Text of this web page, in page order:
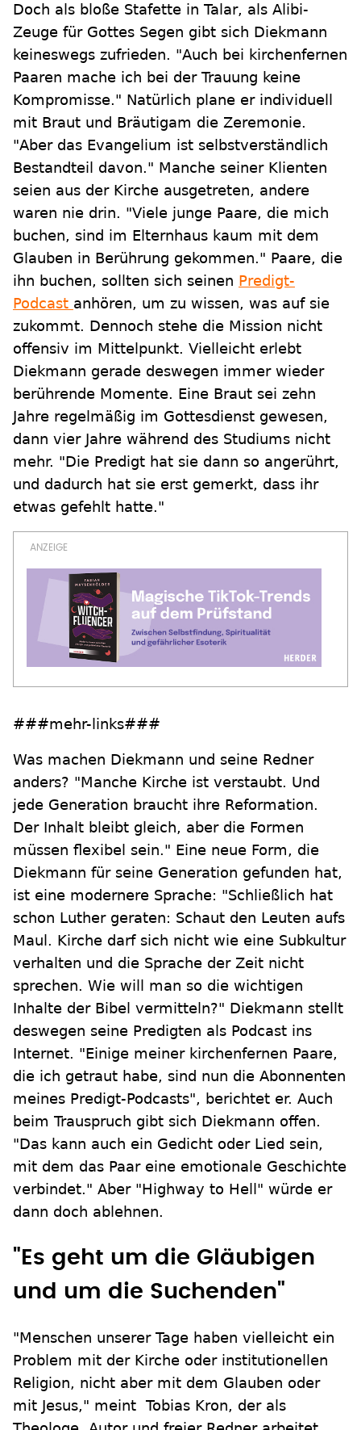
Doch als bloße Stafette in Talar, als Alibi-
Zeuge für Gottes Segen gibt sich Diekmann
keineswegs zufrieden. "Auch bei kirchenfernen
Paaren mache ich bei der Trauung keine
Kompromisse." Natürlich plane er individuell
mit Braut und Bräutigam die Zeremonie.
"Aber das Evangelium ist selbstverständlich
Bestandteil davon." Manche seiner Klienten
seien aus der Kirche ausgetreten, andere
waren nie drin. "Viele junge Paare, die mich
buchen, sind im Elternhaus kaum mit dem
Glauben in Berührung gekommen." Paare, die
ihn buchen, sollten sich seinen Predigt-
Podcast anhören, um zu wissen, was auf sie
zukommt. Dennoch stehe die Mission nicht
offensiv im Mittelpunkt. Vielleicht erlebt
Diekmann gerade deswegen immer wieder
berührende Momente. Eine Braut sei zehn
Jahre regelmäßig im Gottesdienst gewesen,
dann vier Jahre während des Studiums nicht
mehr. "Die Predigt hat sie dann so angerührt,
und dadurch hat sie erst gemerkt, dass ihr
etwas gefehlt hatte."
###mehr-links###
Was machen Diekmann und seine Redner
anders? "Manche Kirche ist verstaubt. Und
jede Generation braucht ihre Reformation.
Der Inhalt bleibt gleich, aber die Formen
müssen flexibel sein." Eine neue Form, die
Diekmann für seine Generation gefunden hat,
ist eine modernere Sprache: "Schließlich hat
schon Luther geraten: Schaut den Leuten aufs
Maul. Kirche darf sich nicht wie eine Subkultur
verhalten und die Sprache der Zeit nicht
sprechen. Wie will man so die wichtigen
Inhalte der Bibel vermitteln?" Diekmann stellt
deswegen seine Predigten als Podcast ins
Internet. "Einige meiner kirchenfernen Paare,
die ich getraut habe, sind nun die Abonnenten
meines Predigt-Podcasts", berichtet er. Auch
beim Trauspruch gibt sich Diekmann offen.
"Das kann auch ein Gedicht oder Lied sein,
mit dem das Paar eine emotionale Geschichte
verbindet." Aber "Highway to Hell" würde er
dann doch ablehnen.
"Es geht um die Gläubigen
und um die Suchenden"
"Menschen unserer Tage haben vielleicht ein
Problem mit der Kirche oder institutionellen
Religion, nicht aber mit dem Glauben oder
mit Jesus," meint Tobias Kron, der als